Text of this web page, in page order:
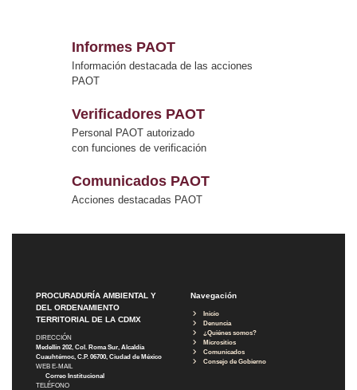
Informes PAOT
Información destacada de las acciones
PAOT
Verificadores PAOT
Personal PAOT autorizado
con funciones de verificación
Comunicados PAOT
Acciones destacadas PAOT
PROCURADURÍA AMBIENTAL Y
DEL ORDENAMIENTO
TERRITORIAL DE LA CDMX
DIRECCIÓN
Medellín 202, Col. Roma Sur, Alcaldía
Cuauhtémoc, C.P. 06700, Ciudad de México
WEB E-MAIL
Correo Institucional
TELÉFONO
Navegación
Inicio
Denuncia
¿Quiénes somos?
Micrositios
Comunicados
Consejo de Gobierno